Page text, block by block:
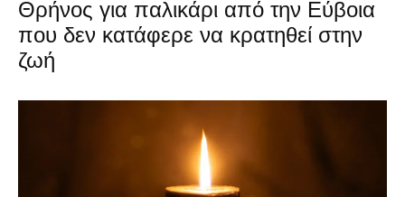
Θρήνος για παλικάρι από την Εύβοια
που δεν κατάφερε να κρατηθεί στην
ζωή